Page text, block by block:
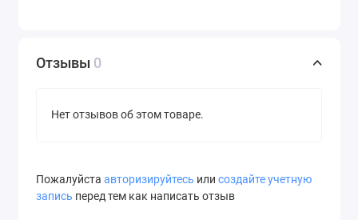
Отзывы 0
Нет отзывов об этом товаре.
Пожалуйста авторизируйтесь или создайте учетную
запись перед тем как написать отзыв